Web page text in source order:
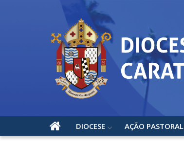
DIOCESE AÇÃO PASTORAL